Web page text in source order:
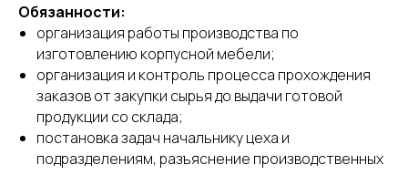
Обязанности:
организация работы производства по
изготовлению корпусной мебели;
организация и контроль процесса прохождения
заказов от закупки сырья до выдачи готовой
продукции со склада;
постановка задач начальнику цеха и
подразделениям, разъяснение производственных